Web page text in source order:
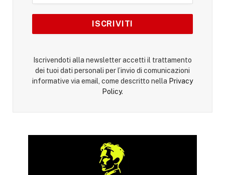
Iscrivendoti alla newsletter accetti il trattamento
dei tuoi dati personali per l’invio di comunicazioni
informative via email, come descritto nella Privacy
Policy.